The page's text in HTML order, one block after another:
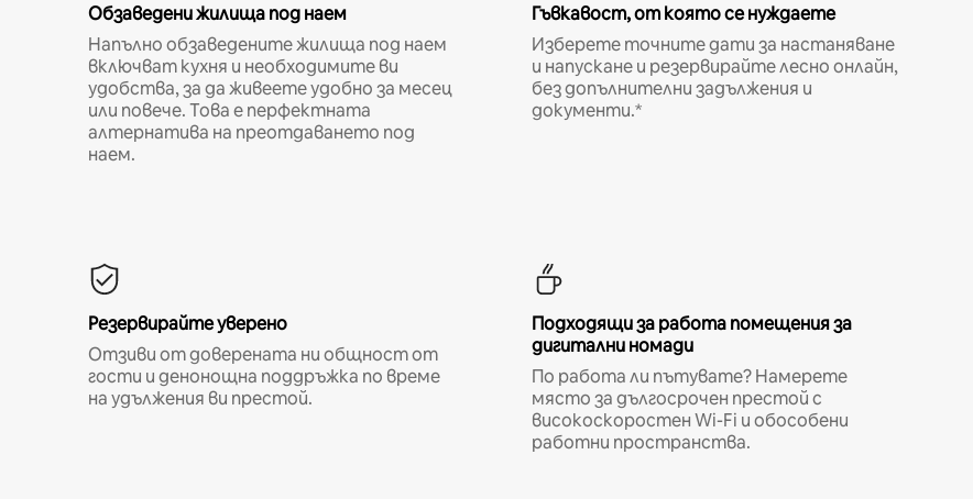
Обзаведени жилища под наем
Напълно обзаведените жилища под наем
включват кухня и необходимите ви
удобства, за да живеете удобно за месец
или повече. Това е перфектната
алтернатива на преотдаването под
наем.
Гъвкавост, от която се нуждаете
Изберете точните дати за настаняване
и напускане и резервирайте лесно онлайн,
без допълнителни задължения и
документи.*
Резервирайте уверено
Отзиви от доверената ни общност от
гости и денонощна поддръжка по време
на удължения ви престой.
Подходящи за работа помещения за
дигитални номади
По работа ли пътувате? Намерете
място за дългосрочен престой с
високоскоростен Wi-Fi и обособени
работни пространства.